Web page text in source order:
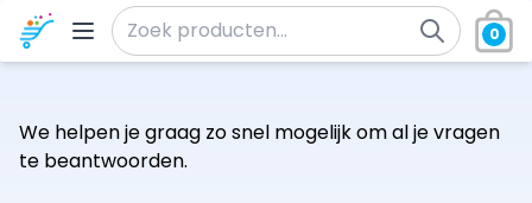
Ga naar de inhoud
Zoeken naar:
0
We helpen je graag zo snel mogelijk om al je vragen
te beantwoorden.